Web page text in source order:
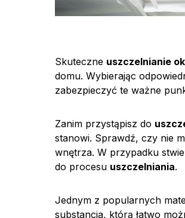
Skuteczne uszczelnianie
domu. Wybierając
zabezpieczyć te ważne
Zanim przystąpisz do
stanowi. Sprawdź, czy nie
wnętrza. W przypadku
do procesu uszczelniania.
Jednym z popularnych
substancja, którą łatwo